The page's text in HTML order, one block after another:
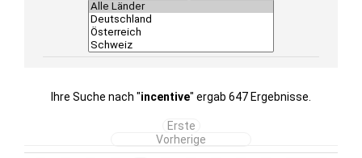
Ihre Suche nach "incentive" ergab 647 Ergebnisse.
Erste
Vorherige